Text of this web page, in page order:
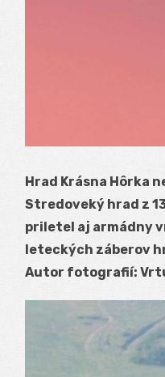
Hrad Krásna Hôrka
Stredoveký hrad z
priletel aj armádny
leteckých záberov
Autor fotografií: